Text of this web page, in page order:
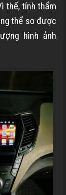
thế, tính thẩm
thể so được
hình ảnh